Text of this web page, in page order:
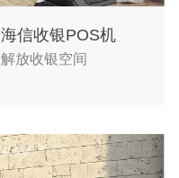
海信收银POS机
解放收银空间